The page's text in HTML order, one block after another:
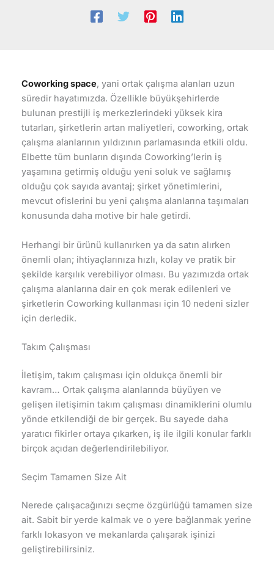
Coworking space, yani ortak çalışma alanları uzun
süredir hayatımızda. Özellikle büyükşehirlerde
bulunan prestijli iş merkezlerindeki yüksek kira
tutarları, şirketlerin artan maliyetleri, coworking, ortak
çalışma alanlarının yıldızının parlamasında etkili oldu.
Elbette tüm bunların dışında Coworking’lerin iş
yaşamına getirmiş olduğu yeni soluk ve sağlamış
olduğu çok sayıda avantaj; şirket yönetimlerini,
mevcut ofislerini bu yeni çalışma alanlarına taşımaları
konusunda daha motive bir hale getirdi.
Herhangi bir ürünü kullanırken ya da satın alırken
önemli olan; ihtiyaçlarınıza hızlı, kolay ve pratik bir
şekilde karşılık verebiliyor olması. Bu yazımızda ortak
çalışma alanlarına dair en çok merak edilenleri ve
şirketlerin Coworking kullanması için 10 nedeni sizler
için derledik.
Takım Çalışması
İletişim, takım çalışması için oldukça önemli bir
kavram… Ortak çalışma alanlarında büyüyen ve
gelişen iletişimin takım çalışması dinamiklerini olumlu
yönde etkilendiği de bir gerçek. Bu sayede daha
yaratıcı fikirler ortaya çıkarken, iş ile ilgili konular farklı
birçok açıdan değerlendirilebiliyor.
Seçim Tamamen Size Ait
Nerede çalışacağınızı seçme özgürlüğü tamamen size
ait. Sabit bir yerde kalmak ve o yere bağlanmak yerine
farklı lokasyon ve mekanlarda çalışarak işinizi
geliştirebilirsiniz.